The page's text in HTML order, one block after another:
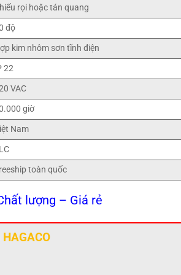
rọi hoặc tán quang
độ
kim nhôm sơn tĩnh điện
22
VAC
giờ
Nam
toàn quốc
lượng – Giá rẻ